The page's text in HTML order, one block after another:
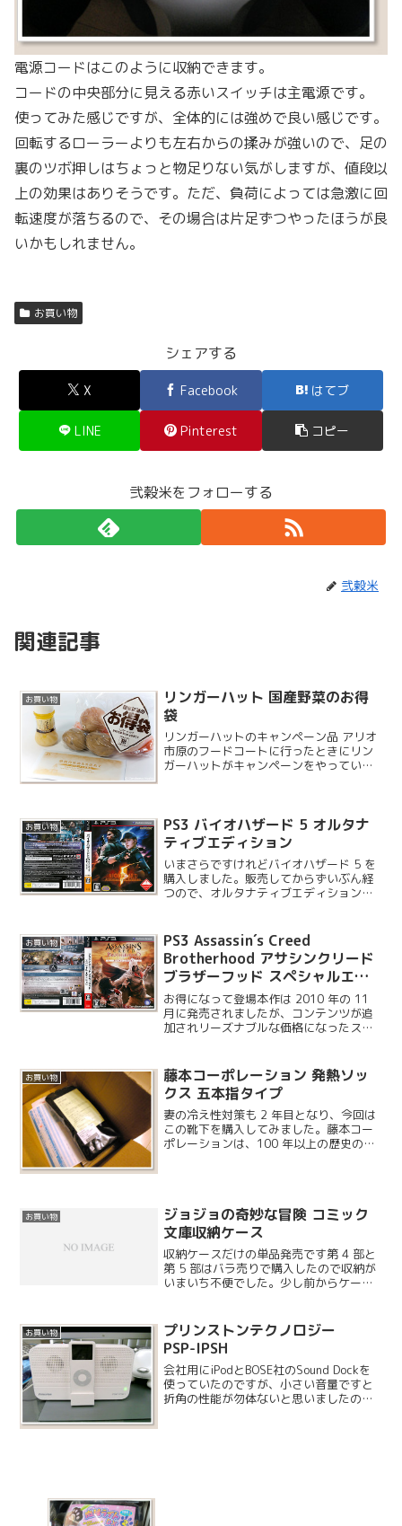
電源コードはこのように収納できます。
コードの中央部分に見える赤いスイッチは主電源です。
使ってみた感じですが、全体的には強めで良い感じです。
回転するローラーよりも左右からの揉みが強いので、足の
裏のツボ押しはちょっと物足りない気がしますが、値段以
上の効果はありそうです。ただ、負荷によっては急激に回
転速度が落ちるので、その場合は片足ずつやったほうが良
いかもしれません。
お買い物
シェアする
X Facebook はてブ
LINE Pinterest コピー
弐穀米をフォローする
弐穀米
関連記事
お買い物
リンガーハット 国産野菜のお得
袋
リンガーハットのキャンペーン品 アリオ
市原のフードコートに行ったときにリン
ガーハットがキャンペーンをやっている
です...
お買い物
PS3 バイオハザード 5 オルタナ
ティブエディション
いまさらですけれどバイオハザード 5 を
購入しました。販売してからずいぶん経
つので、オルタナティブエディションを
で、ネタバレさえ気をつければ後で買う
方がいろいろお得です...
お買い物
PS3 Assassin´s Creed
Brotherhood アサシンクリード
ブラザーフッド スペシャルエデ
ィション
お得になって登場本作は 2010 年の 11
月に発売されましたが、コンテンツが追
加されリーズナブルな価格になったスペ
となりますが、前作と同様に ...
お買い物
藤本コーポレーション 発熱ソッ
クス 五本指タイプ
妻の冷え性対策も 2 年目となり、今回は
この靴下を購入してみました。藤本コー
ポレーションは、100 年以上の歴史のあ
お買い物
ジョジョの奇妙な冒険 コミック
文庫収納ケース
収納ケースだけの単品発売です第 4 部と
第 5 部はバラ売りで購入したので収納が
いまいち不便でした。少し前からケース
お買い物
プリンストンテクノロジー
PSP-IPSH
会社用にiPodとBOSE社のSound Dockを
使っていたのですが、小さい音量ですと
折角の性能が勿体ないと思いましたの